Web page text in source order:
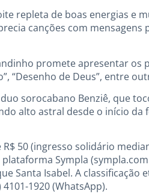
repleta de boas energias e
canções com mensagens
promete apresentar os
“Desenho de Deus”, entre
sorocabano Benziê, que
alto astral desde o início da
50 (ingresso solidário
Sympla
Santa Isabel. A classificação
1920 (WhatsApp).